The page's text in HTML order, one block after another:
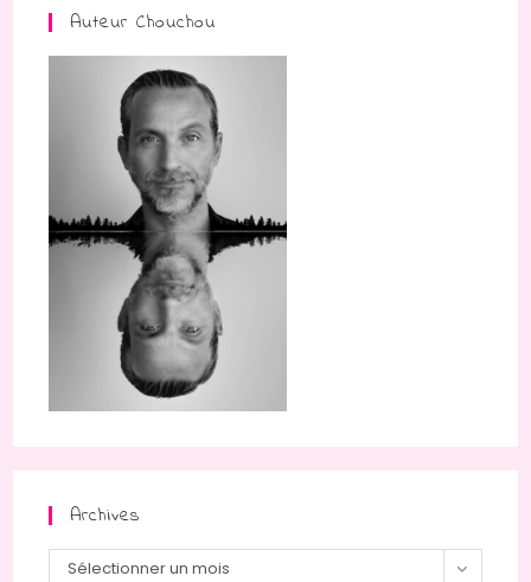
Auteur Chouchou
Archives
Archives
Sélectionner un mois